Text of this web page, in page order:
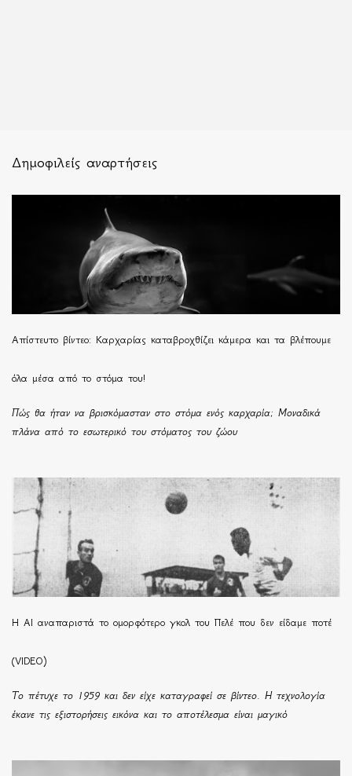
Δημοφιλείς αναρτήσεις
Απίστευτο βίντεο: Καρχαρίας καταβροχθίζει κάμερα και τα βλέπουμε
όλα μέσα από το στόμα του!
Πώς θα ήταν να βρισκόμασταν στο στόμα ενός καρχαρία; Μοναδικά
πλάνα από το εσωτερικό του στόματος του ζώου
Η ΑΙ αναπαριστά το ομορφότερο γκολ του Πελέ που δεν είδαμε ποτέ
(VIDEO)
Το πέτυχε το 1959 και δεν είχε καταγραφεί σε βίντεο. Η τεχνολογία
έκανε τις εξιστορήσεις εικόνα και το αποτέλεσμα είναι μαγικό